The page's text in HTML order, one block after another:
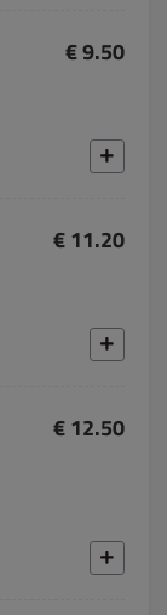
€ 9.50
€ 11.20
€ 12.50